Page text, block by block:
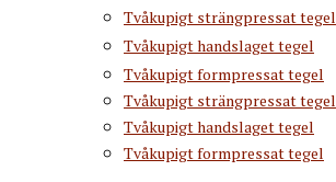
Tvåkupigt strängpressat tegel
Tvåkupigt handslaget tegel
Tvåkupigt formpressat tegel
Tvåkupigt strängpressat tegel
Tvåkupigt handslaget tegel
Tvåkupigt formpressat tegel